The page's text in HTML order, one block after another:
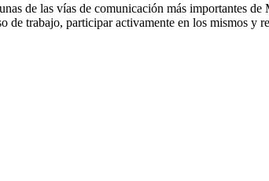
de las vías de comunicación más importantes
de trabajo, participar activamente en los mismos y